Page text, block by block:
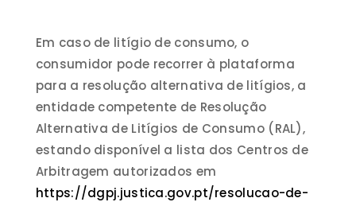
Em caso de litígio de consumo, o
consumidor pode recorrer à plataforma
para a resolução alternativa de litígios, a
entidade competente de Resolução
Alternativa de Litígios de Consumo (RAL),
estando disponível a lista dos Centros de
Arbitragem autorizados em
https://dgpj.justica.gov.pt/resolucao-de-